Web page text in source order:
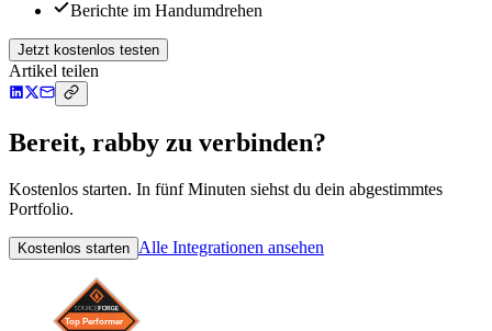
Berichte im Handumdrehen
Jetzt kostenlos testen
Artikel teilen
Bereit, rabby zu verbinden?
Kostenlos starten. In fünf Minuten siehst du dein abgestimmtes
Portfolio.
Kostenlos starten Alle Integrationen ansehen